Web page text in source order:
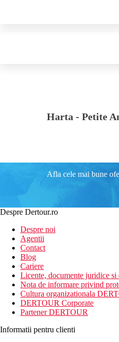
Harta - Petite
Afla cele mai bune
Despre Dertour.ro
Despre noi
Agentii
Contact
Blog
Cariere
Licente, documente juridice
Nota de informare privind
Cultura organizationala
DERTOUR Corporate
Partener DERTOUR
Informatii pentru clienti